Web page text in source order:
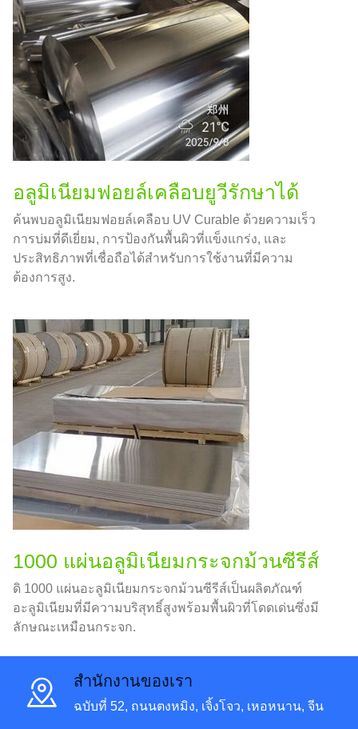
อลูมิเนียมฟอยล์เคลือบยูวีรักษาได้
ค้นพบอลูมิเนียมฟอยล์เคลือบ UV Curable ด้วยความเร็ว
การบ่มที่ดีเยี่ยม, การป้องกันพื้นผิวที่แข็งแกร่ง, และ
ประสิทธิภาพที่เชื่อถือได้สำหรับการใช้งานที่มีความ
ต้องการสูง.
1000 แผ่นอลูมิเนียมกระจกม้วนซีรีส์
ดิ 1000 แผ่นอะลูมิเนียมกระจกม้วนซีรีส์เป็นผลิตภัณฑ์
อะลูมิเนียมที่มีความบริสุทธิ์สูงพร้อมพื้นผิวที่โดดเด่นซึ่งมี
ลักษณะเหมือนกระจก.
สํานักงานของเรา
ฉบับที่ 52, ถนนตงหมิง, เจิ้งโจว, เหอหนาน, จีน